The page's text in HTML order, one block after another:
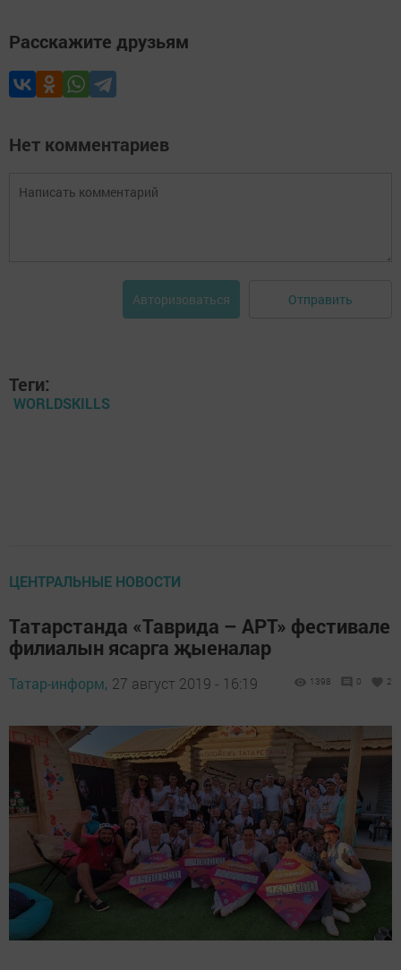
Расскажите друзьям
Нет комментариев
Авторизоваться Отправить
Теги:
WORLDSKILLS
ЦЕНТРАЛЬНЫЕ НОВОСТИ
Татарстанда «Таврида – АРТ» фестивале
филиалын ясарга җыеналар
Татар-информ, 27 август 2019 - 16:19 1398 0 2